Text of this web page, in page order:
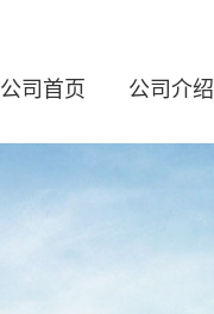
公司首页 公司介绍